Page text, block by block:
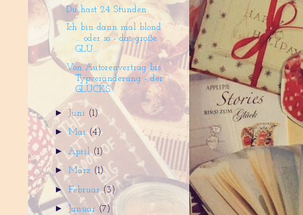
Du hast 24 Stunden
Ich bin dann mal blond
... oder so - das große
GLÜ...
Von Autorenvertrag bis
Typveränderung - der
GLÜCKS...
► Juni (1)
►Mai(4)
► April (1)
► März (1)
► Februar(3)
►Januar (7)